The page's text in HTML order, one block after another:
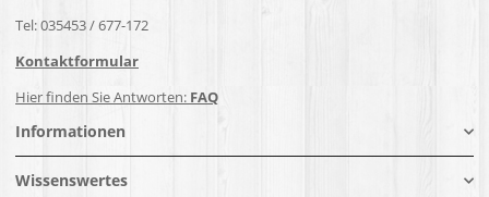
Tel: 035453 / 677-172
Kontaktformular
Hier finden Sie Antworten: FAQ
Informationen
Wissenswertes